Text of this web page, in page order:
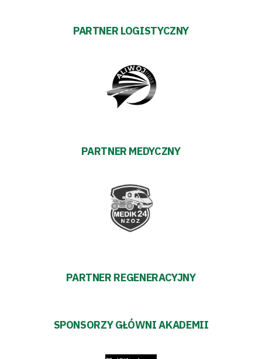
PARTNER LOGISTYCZNY
PARTNER MEDYCZNY
PARTNER REGENERACYJNY
SPONSORZY GŁÓWNI AKADEMII